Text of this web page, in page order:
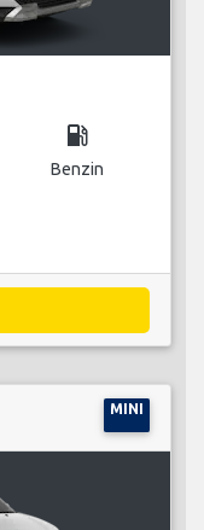
local_gas_station
Benzin
MINI